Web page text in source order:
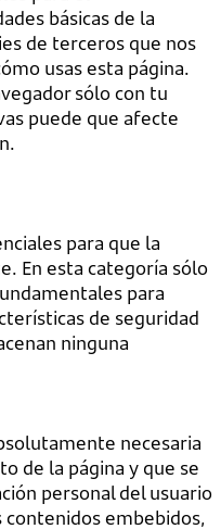
básicas de la
de terceros que nos
usas esta página.
sólo con tu
puede que afecte
para que la
En esta categoría sólo
para
de seguridad
ninguna
necesaria
de la página y que se
personal del usuario
embebidos,